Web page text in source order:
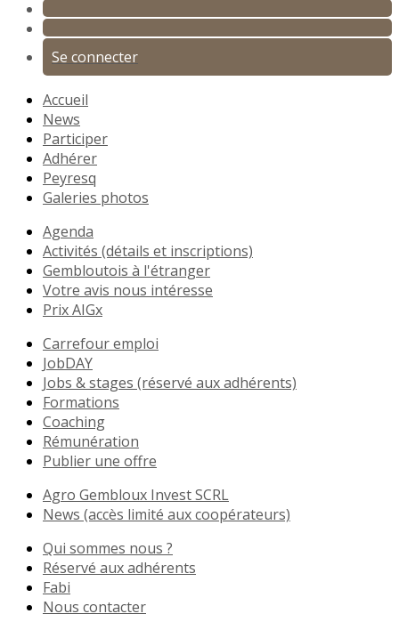
Se connecter
Accueil
News
Participer
Adhérer
Peyresq
Galeries photos
Agenda
Activités (détails et inscriptions)
Gembloutois à l'étranger
Votre avis nous intéresse
Prix AIGx
Carrefour emploi
JobDAY
Jobs & stages (réservé aux adhérents)
Formations
Coaching
Rémunération
Publier une offre
Agro Gembloux Invest SCRL
News (accès limité aux coopérateurs)
Qui sommes nous ?
Réservé aux adhérents
Fabi
Nous contacter